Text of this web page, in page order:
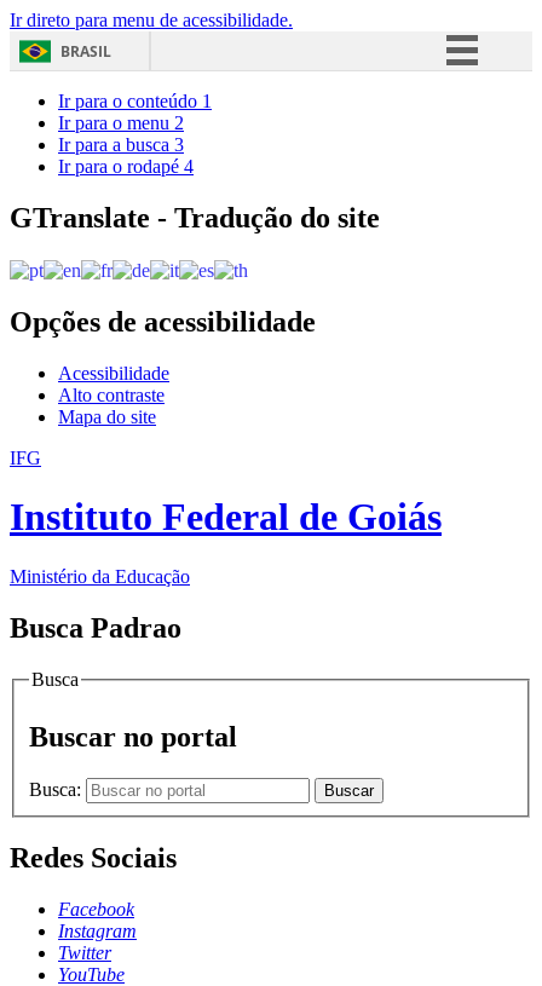
Ir direto para menu de acessibilidade.
BRASIL
Acesso à informação
Ir para o conteúdo 1
Ir para o menu 2
Ir para a busca 3
Ir para o rodapé 4
GTranslate - Tradução do site
Opções de acessibilidade
Acessibilidade
Alto contraste
Mapa do site
IFG
Instituto Federal de Goiás
Ministério da Educação
Busca Padrao
Busca
Buscar no portal
Busca: Buscar
Redes Sociais
Facebook
Instagram
Twitter
YouTube